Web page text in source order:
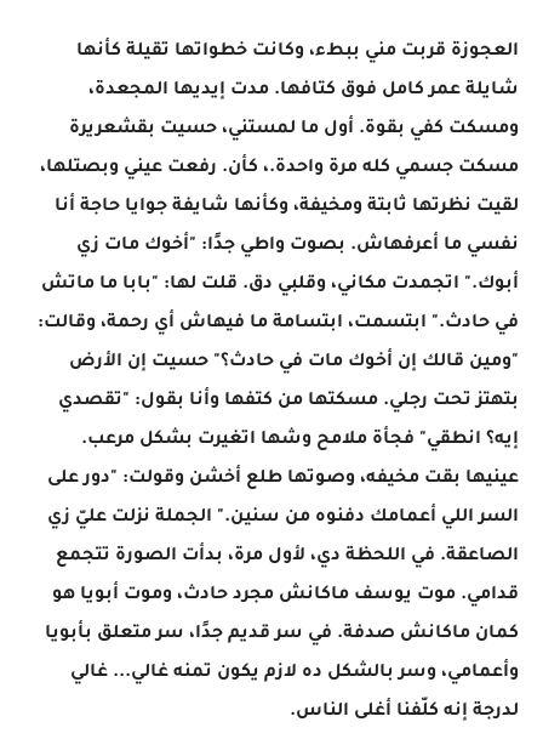
العجوزة قربت مني ببطء، وكانت خطواتها تقيلة كأنها
شايلة عمر كامل فوق كتافها. مدت إيديها المجعدة،
ومسكت كفي بقوة. أول ما لمستني، حسيت بقشعريرة
مسكت جسمي كله مرة واحدة.، كأن. رفعت عيني وبصتلها،
لقيت نظرتها ثابتة ومخيفة، وكأنها شايفة جوايا حاجة أنا
نفسي ما أعرفهاش. بصوت واطي جدًا: "أخوك مات زي
أبوك." اتجمدت مكاني، وقلبي دق. قلت لها: "بابا ما ماتش
في حادث." ابتسمت، ابتسامة ما فيهاش أي رحمة، وقالت:
"ومين قالك إن أخوك مات في حادث؟" حسيت إن الأرض
بتهتز تحت رجلي. مسكتها من كتفها وأنا بقول: "تقصدي
إيه؟ انطقي" فجأة ملامح وشها اتغيرت بشكل مرعب.
عينيها بقت مخيفه، وصوتها طلع أخشن وقولت: "دور على
السر اللي أعمامك دفنوه من سنين." الجملة نزلت عليّ زي
الصاعقة. في اللحظة دي، لأول مرة، بدأت الصورة تتجمع
قدامي. موت يوسف ماكانش مجرد حادث، وموت أبويا هو
كمان ماكانش صدفة. في سر قديم جدًا، سر متعلق بأبويا
وأعمامي، وسر بالشكل ده لازم يكون تمنه غالي... غالي
لدرجة إنه كلّفنا أغلى الناس.